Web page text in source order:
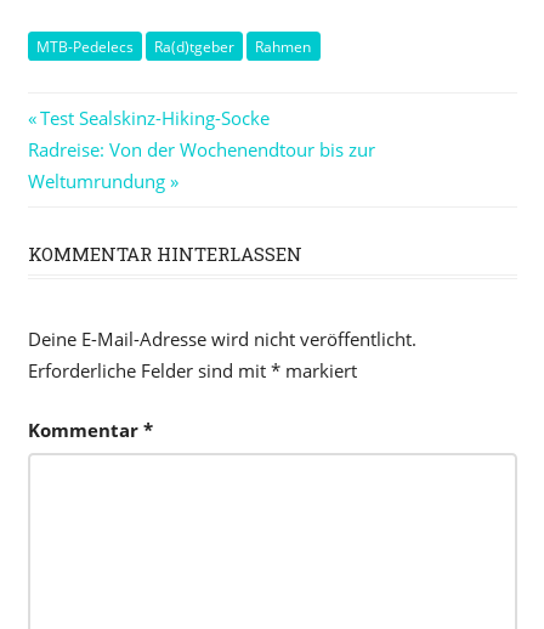
MTB-Pedelecs Ra(d)tgeber Rahmen
Beitragsnavigation
Vorheriger
Beitrag:
Test Sealskinz-Hiking-Socke
Nächster
Beitrag:
Radreise: Von der Wochenendtour bis zur
Weltumrundung
KOMMENTAR HINTERLASSEN
Deine E-Mail-Adresse wird nicht veröffentlicht.
Erforderliche Felder sind mit *markiert
Kommentar *